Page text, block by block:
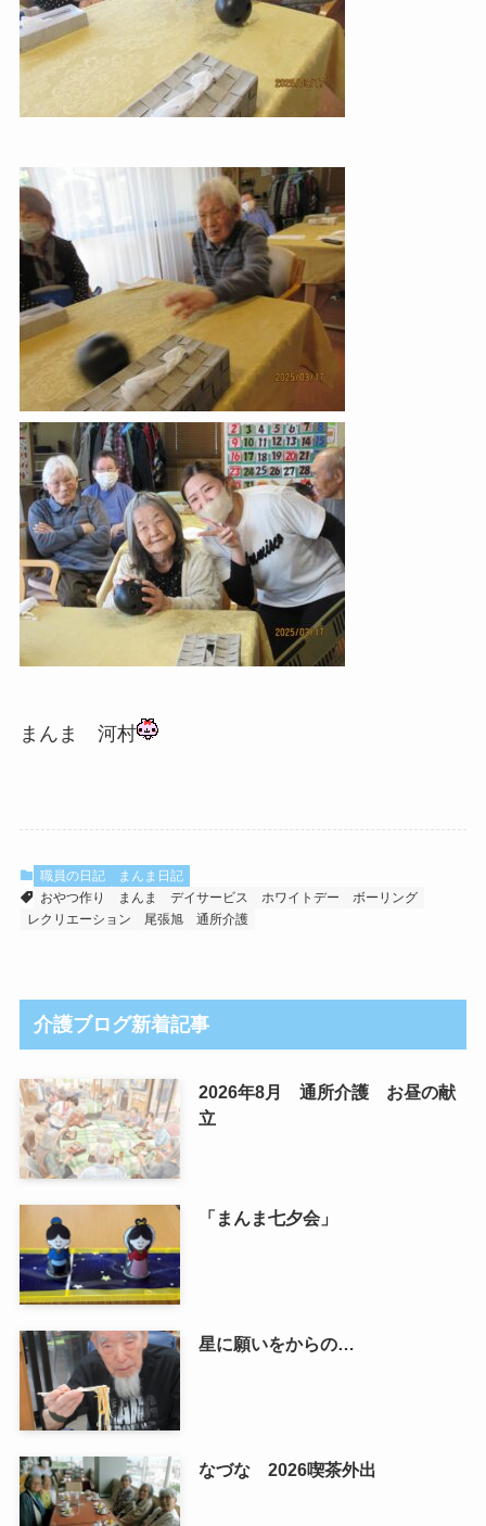
まんま 河村
職員の日記
まんま日記
おやつ作り
まんま デイサービス ホワイトデー
ボーリング
レクリエーション
尾張旭 通所介護
介護ブログ新着記事
2026年8月 通所介護 お昼の献
立
「まんま七夕会」
星に願いをからの…
なづな 2026喫茶外出